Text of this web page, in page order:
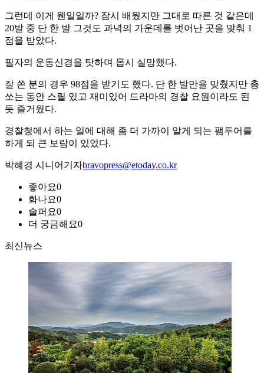
그런데 이게 웬일일까? 잠시 배웠지만 그대로 따른 것 같은데
20발 중 단 한 발 그것도 과녁의 가운데를 벗어난 곳을 맞춰 1
점을 받았다.
필자의 운동신경을 탓하며 몹시 실망했다.
잘 쏜 분의 경우 98점을 받기도 했다. 단 한 발만을 맞췄지만 총
쏘는 동안 스릴 있고 재미있어 드라마의 경찰 요원이라도 된
듯 즐거웠다.
경찰청에서 하는 일에 대해 좀 더 가까이 알게 되는 팸투어를
하게 되 큰 보람이 있었다.
박혜경 시니어기자bravopress@etoday.co.kr
좋아요0
화나요0
슬퍼요0
더 궁금해요0
최신뉴스